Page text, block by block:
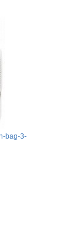
bag-3-